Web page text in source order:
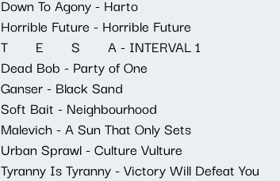
Down To Agony - Harto
Horrible Future - Horrible Future
T E S A - INTERVAL 1
Dead Bob - Party of One
Ganser - Black Sand
Soft Bait - Neighbourhood
Malevich - A Sun That Only Sets
Urban Sprawl - Culture Vulture
Tyranny Is Tyranny - Victory Will Defeat You